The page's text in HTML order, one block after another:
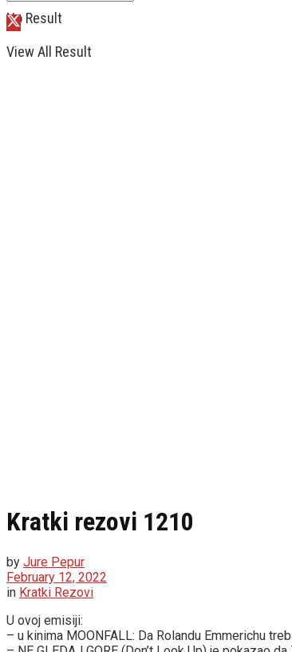
No Result
View All Result
Kratki rezovi 1210
by Jure Pepur
February 12, 2022
in Kratki Rezovi
U ovoj emisiji:
– u kinima MOONFALL: Da Rolandu Emmerichu